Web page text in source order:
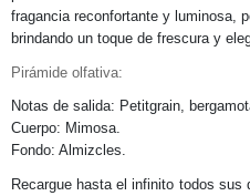
fragancia reconfortante y luminosa,
brindando un toque de frescura y
Pirámide olfativa:
Notas de salida: Petitgrain,
Cuerpo: Mimosa.
Fondo: Almizcles.
Recargue hasta el infinito todos sus